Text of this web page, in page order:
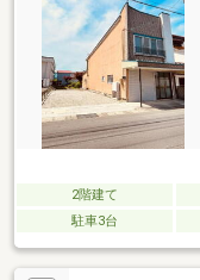
2階建て
駐車3台